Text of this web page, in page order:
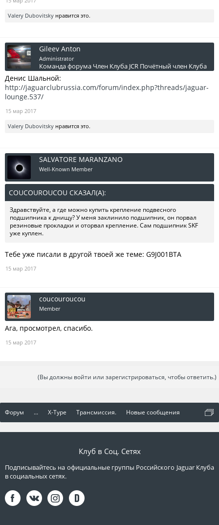
Valery Dubovitsky нравится это.
Gileev Anton
Administrator
Команда форума Член Клуба JCR Почётный член Клуба
Денис Шальной:
http://jaguarclubrussia.com/forum/index.php?threads/jaguar-
lounge.537/
15 мар 2017
Valery Dubovitsky нравится это.
SALVATORE MARANZANO
Well-Known Member
COUCOUROUCOU СКАЗАЛ(А):
Здравствуйте, а где можно купить крепление подвесного
подшипника к днищу? У меня заклинило подшипник, он порвал
резиновые прокладки и оторвал крепление. Сам подшипник SKF
уже куплен.
Тебе уже писали в другой твоей же теме: G9J001BTA
15 мар 2017
coucouroucou
Member
Ага, просмотрел, спасибо.
15 мар 2017
(Вы должны войти или зарегистрироваться, чтобы ответить.)
Форум ... X-Type Трансмиссия. Новые сообщения
Клуб в Соц. Сетях
Подписывайтесь на официальные группы Российского Jaguar Клуба
в социальных сетях.